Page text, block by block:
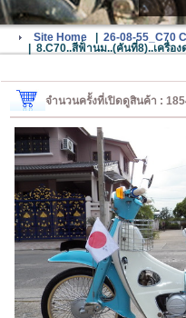
Site Home
26-08-55_C70
8.C70..สีฟ้่านม..(คันที่8)..เครื่อ
จำนวนครั้งที่เปิดดูสินค้า :